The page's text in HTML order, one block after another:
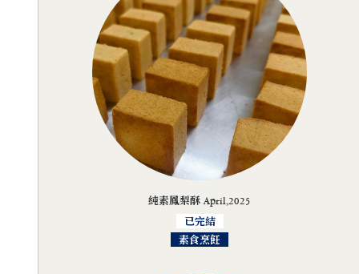
純素鳳梨酥 April,2025
已完結
素食烹飪